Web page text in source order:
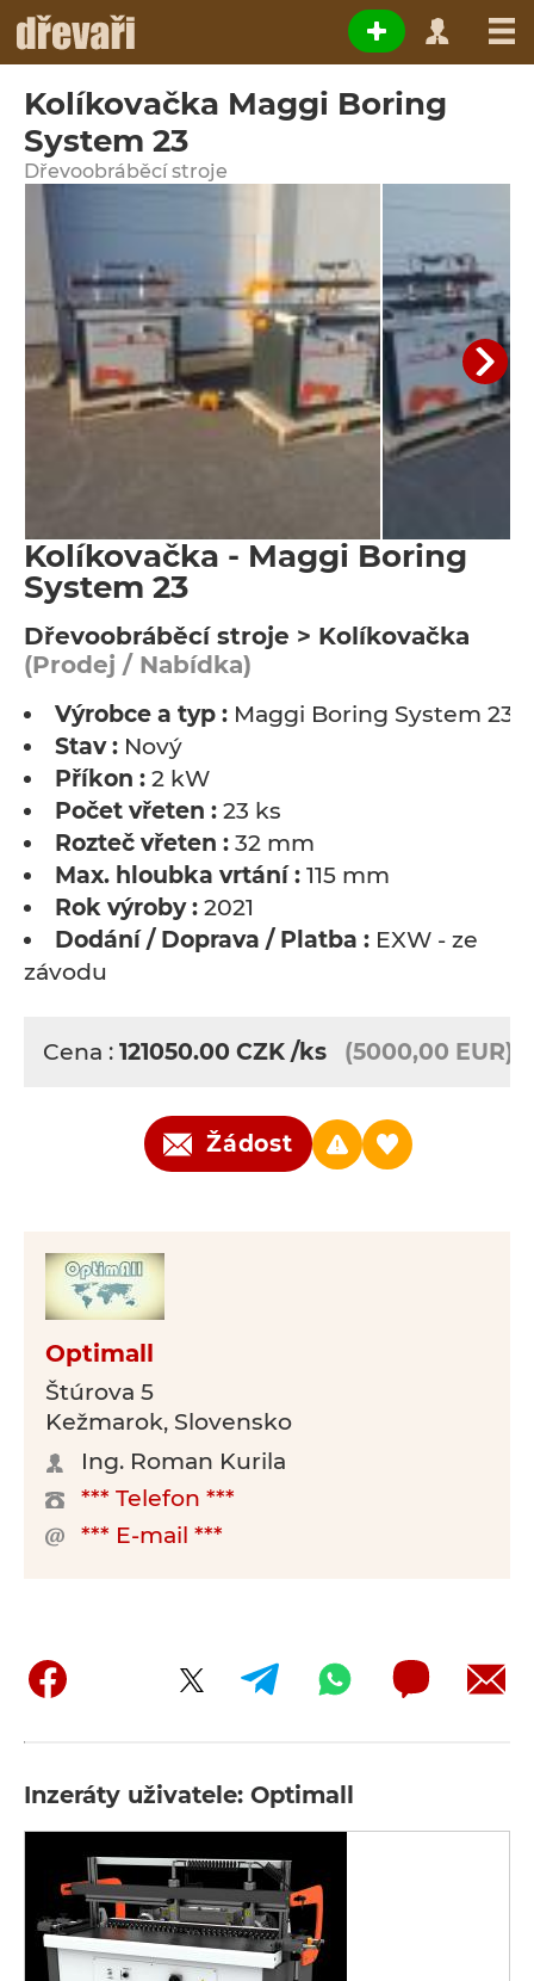
Kolíkovačka Maggi Boring
System 23
Dřevoobráběcí stroje
Kolíkovačka - Maggi Boring
System 23
Dřevoobráběcí stroje > Kolíkovačka
(Prodej / Nabídka)
Výrobce a typ : Maggi Boring System 23
Stav : Nový
Příkon : 2 kW
Počet vřeten : 23 ks
Rozteč vřeten : 32 mm
Max. hloubka vrtání : 115 mm
Rok výroby : 2021
Dodání / Doprava / Platba : EXW - ze
závodu
Cena : 121050.00 CZK /ks (5000,00 EUR)
Žádost
Optimall
Štúrova 5
Kežmarok, Slovensko
Ing. Roman Kurila
*** Telefon ***
*** E-mail ***
Inzeráty uživatele: Optimall